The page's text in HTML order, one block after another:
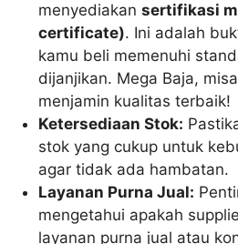
menyediakansertifikasi
certificate). Ini adalah
kamu beli memenuhi
dijanjikan. Mega Baja,
menjamin kualitas terbaik!
Ketersediaan Stok:
stok yang cukup untuk
agar tidak ada hambatan.
Layanan Purna Jual:
mengetahui apakah
layanan purna jual atau